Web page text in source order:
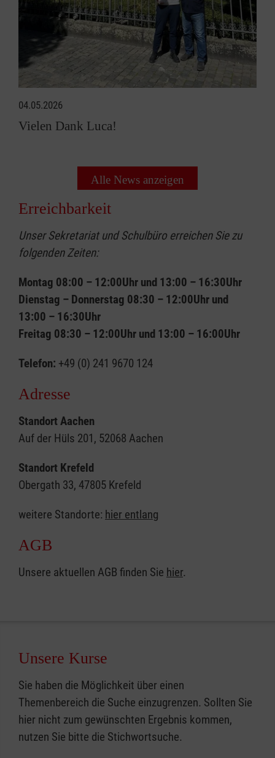
04.05.2026
Vielen Dank Luca!
Alle News anzeigen
Erreichbarkeit
Unser Sekretariat und Schulbüro erreichen Sie zu
folgenden Zeiten:
Montag 08:00 – 12:00Uhr und 13:00 – 16:30Uhr
Dienstag – Donnerstag 08:30 – 12:00Uhr und
13:00 – 16:30Uhr
Freitag 08:30 – 12:00Uhr und 13:00 – 16:00Uhr
Telefon: +49 (0) 241 9670 124
Adresse
Standort Aachen
Auf der Hüls 201, 52068 Aachen
Standort Krefeld
Obergath 33, 47805 Krefeld
weitere Standorte: hier entlang
AGB
Unsere aktuellen AGB finden Sie hier.
Unsere Kurse
Sie haben die Möglichkeit über einen
Themenbereich die Suche einzugrenzen. Sollten Sie
hier nicht zum gewünschten Ergebnis kommen,
nutzen Sie bitte die Stichwortsuche.